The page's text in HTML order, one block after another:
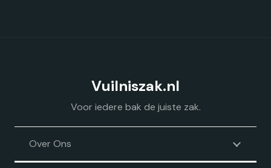
Vuilniszak.nl
Voor iedere bak de juiste zak.
Over Ons